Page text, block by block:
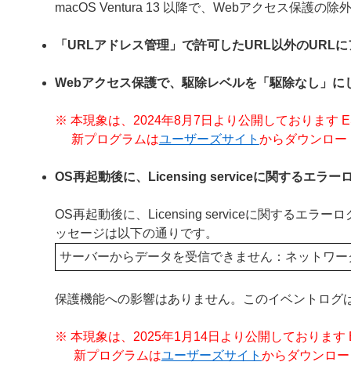
macOS Ventura 13 以降で、Webアクセス保護の除
「URLアドレス管理」で許可したURL以外のURL
Webアクセス保護で、駆除レベルを「駆除なし」に
※ 本現象は、2024年8月7日より公開しております
新プログラムはユーザーズサイト からダウンロ
OS再起動後に、Licensing serviceに関するエラー
OS再起動後に、Licensing serviceに関するエラー
ッセージは以下の通りです。
サーバーからデータを受信できません：ネットワ
保護機能への影響はありません。このイベントログ
※ 本現象は、2025年1月14日より公開しておりま
新プログラムはユーザーズサイト からダウンロ